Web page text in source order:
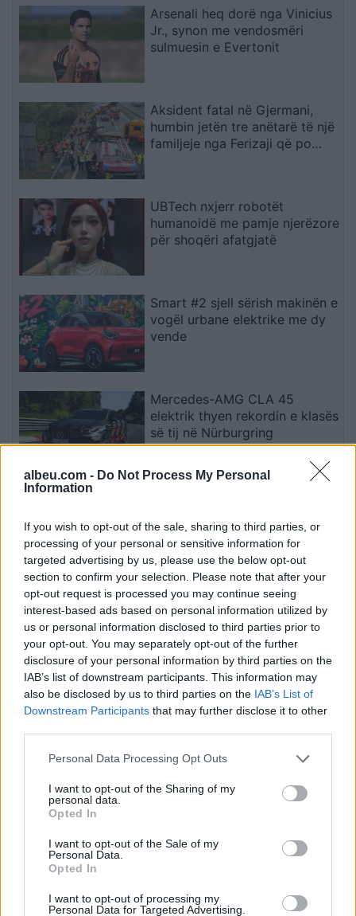
albeu.com - Do Not Process My Personal
Information
If you wish to opt-out of the sale, sharing to third parties, or
processing of your personal or sensitive information for
targeted advertising by us, please use the below opt-out
section to confirm your selection. Please note that after your
opt-out request is processed you may continue seeing
interest-based ads based on personal information utilized by
us or personal information disclosed to third parties prior to
your opt-out. You may separately opt-out of the further
disclosure of your personal information by third parties on the
IAB’s list of downstream participants. This information may
also be disclosed by us to third parties on the IAB’s List of
Downstream Participants that may further disclose it to other
Personal Data Processing Opt Outs
I want to opt-out of the Sharing of my
personal data.
Opted In
I want to opt-out of the Sale of my
Personal Data.
Opted In
I want to opt-out of processing my
Personal Data for Targeted Advertising.
Arsenali heq dorë nga Vinicius
Jr., synon me vendosmëri
sulmuesin e Evertonit
Aksident fatal në Gjermani,
humbin jetën tre anëtarë të një
familjeje nga Ferizaji që po
UBTech nxjerr robotët
humanoidë me pamje njerëzore
për shoqëri afatgjatë
Smart #2 sjell sërish makinën e
vogël urbane elektrike me dy
vende
Mercedes-AMG CLA 45
elektrik thyen rekordin e klasës
së tij në Nürburgring
në motin hapësinor dhe Tokë
Esim for USA|Esim for Italy| Esim for Spain|Esim